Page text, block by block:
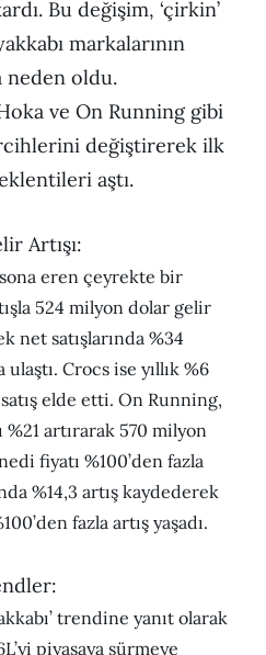
Bu değişim, ‘çirkin’
markalarının
neden oldu.
ve On Running gibi
değiştirerek ilk
aştı.
Artışı:
eren çeyrekte bir
524 milyon dolar gelir
net satışlarında %34
Crocs ise yıllık %6
elde etti. On Running,
%21 artırarak 570 milyon
fiyatı %100’den fazla
%14,3 artış kaydederek
fazla artış yaşadı.
trendine yanıt olarak
piyasaya sürmeye